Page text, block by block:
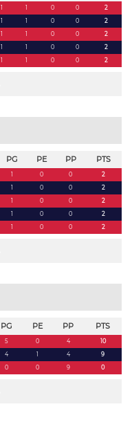
1 1 0 0
2
1 1 0 0
2
1 1 0 0
2
1 1 0 0
2
1 1 0 0 2
PG PE PP PTS
1 0 0
2
1 0 0
2
1 0 0
2
1 0 0
2
1 0 0 2
PG PE PP PTS
5 0 4
10
4 1 4
9
0 0 9 0